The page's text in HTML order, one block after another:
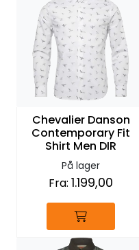
Chevalier Danson
Contemporary Fit
Shirt Men DIR
På lager
Fra: 1.199,00